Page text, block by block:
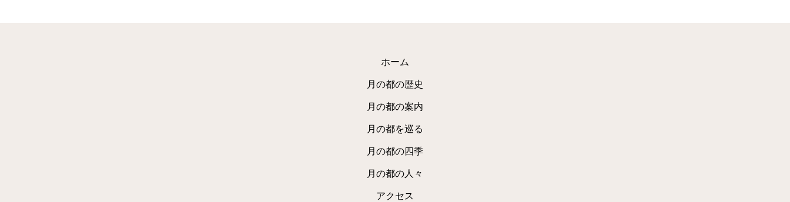
ホーム
月の都の歴史
月の都の案内
月の都を巡る
月の都の四季
月の都の人々
アクセス